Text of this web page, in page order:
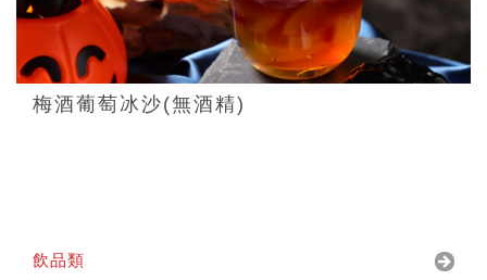
梅酒葡萄冰沙(無酒精)
飲品類